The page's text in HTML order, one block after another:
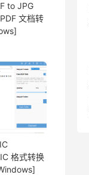
to JPG
文档转
格式转换